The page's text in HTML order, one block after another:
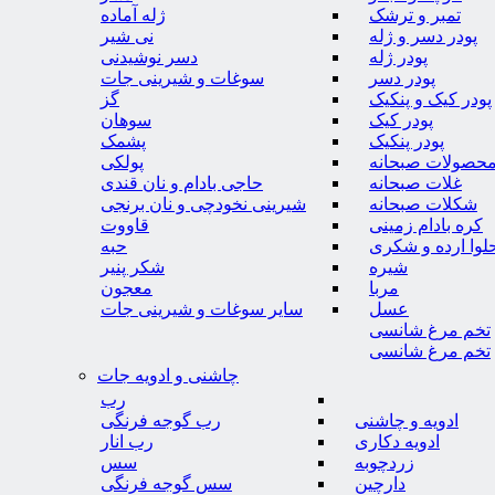
تمبر و ترشک
پودر دسر و ژله
پودر ژله
پودر دسر
پودر کیک و پنکیک
پودر کیک
پودر پنکیک
صبحانه
غلات صبحانه
شکلات صبحانه
کره بادام زمینی
ارده و شکری
شیره
مربا
عسل
تخم مرغ شانسی
تخم مرغ شانسی
ژله آماده
نی شیر
دسر نوشیدنی
سوغات و شیرینی جات
گز
سوهان
پشمک
پولکی
حاجی بادام و نان قندی
شیرینی نخودچی و نان برنجی
قاووت
حبه
شکر پنیر
معجون
سایر سوغات و شیرینی جات
چاشنی و ادویه جات
ادویه و چاشنی
ادویه دکاری
زردچوبه
دارچین
رب
رب گوجه فرنگی
رب انار
سس
سس گوجه فرنگی